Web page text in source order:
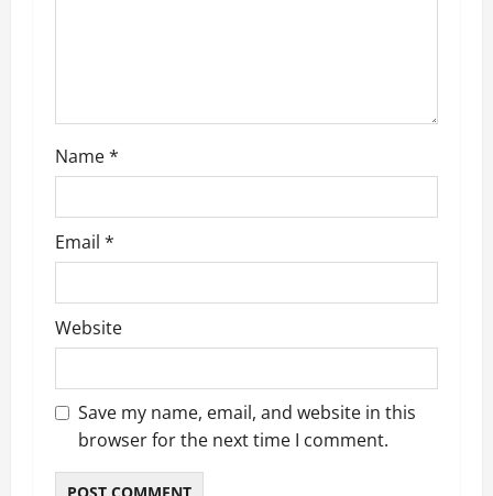
Name*
Email *
Website
Save my name, email, and website in this
browser for the next time I comment.